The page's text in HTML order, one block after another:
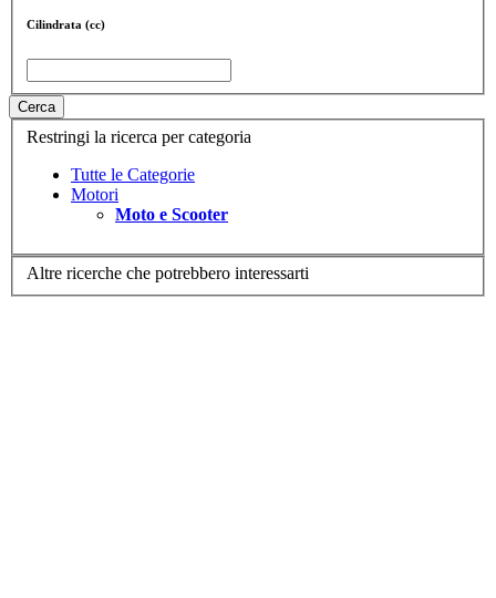
Cilindrata (cc)
Cerca
Restringi la ricerca per categoria
Tutte le Categorie
Motori
Moto e Scooter
Altre ricerche che potrebbero interessarti